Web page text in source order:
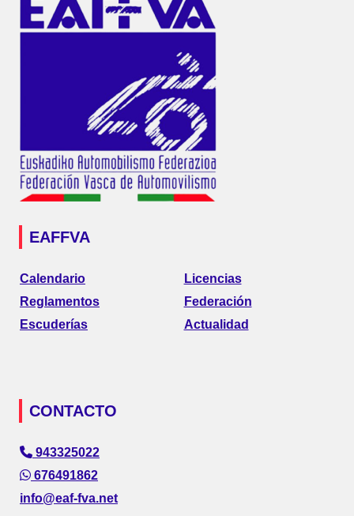
EAFFVA
Calendario
Reglamentos
Escuderías
Licencias
Federación
Actualidad
CONTACTO
943325022
676491862
info@eaf-fva.net